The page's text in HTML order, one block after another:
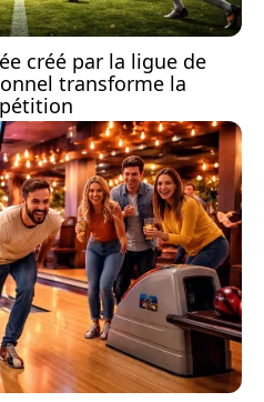
créé par la ligue de
transforme la